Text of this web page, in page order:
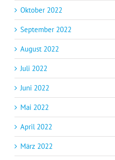
Oktober 2022
September 2022
August 2022
Juli 2022
Juni 2022
Mai 2022
April 2022
März 2022